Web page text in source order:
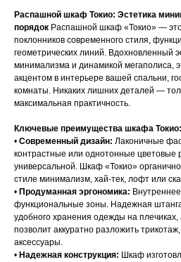
Распашной шкаф Токио: Эстетика
порядок Распашной шкаф «Токио» —
поклонников современного стиля,
геометрических линий. Вдохновленный
минимализма и динамикой мегаполиса,
акцентом в интерьере вашей спальни,
комнаты. Никаких лишних деталей —
максимальная практичность.
Ключевые преимущества шкафа Токио:
• Современный дизайн: Лаконичные
контрастные или однотонные
универсальной. Шкаф «Токио»
стиле минимализм, хай-тек, лофт или
• Продуманная эргономика:
функциональные зоны. Надежная
удобного хранения одежды на плечиках,
позволит аккуратно разложить
аксессуары.
• Надежная конструкция: Шкаф